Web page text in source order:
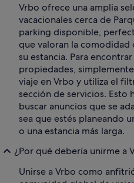
Vrbo ofrece una amplia
vacacionales cerca de
parking disponible,
que valoran la
su estancia. Para
propiedades,
viaje en Vrbo y utiliza el
sección de servicios. Esto
buscar anuncios que se
sea que estés planeando
o una estancia más larga.
¿Por qué debería unirme a
Unirse a Vrbo como